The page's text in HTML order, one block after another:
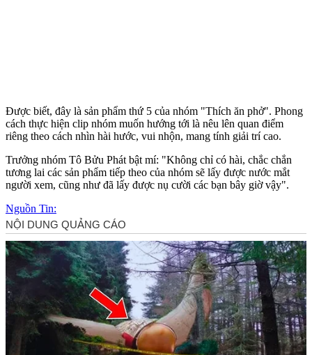
Được biết, đây là sản phẩm thứ 5 của nhóm "Thích ăn phở". Phong
cách thực hiện clip nhóm muốn hướng tới là nêu lên quan điểm
riêng theo cách nhìn hài hước, vui nhộn, mang tính giải trí cao.
Trưởng nhóm Tô Bửu Phát bật mí: "Không chỉ có hài, chắc chắn
tương lai các sản phẩm tiếp theo của nhóm sẽ lấy được nước mắt
người xem, cũng như đã lấy được nụ cười các bạn bây giờ vậy".
Nguồn Tin: